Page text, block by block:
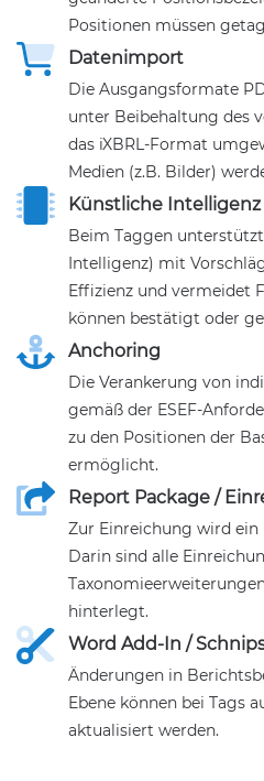
Positionen müssen
Datenimport
Die Ausgangsformate
unter Beibehaltung des
das iXBRL-Format
Medien (z.B. Bilder)
Künstliche Intelligenz
Beim Taggen
Intelligenz) mit
Effizienz und vermeidet
können bestätigt oder
Anchoring
Die Verankerung von
gemäß der ESEF-
zu den Positionen der
ermöglicht.
Report Package /
Zur Einreichung wird ein
Darin sind alle
hinterlegt.
Word Add-In /
Änderungen in
Ebene können bei Tags
aktualisiert werden.